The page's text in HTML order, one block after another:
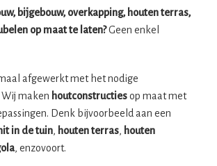
bijgebouw, overkapping, houten terras,
op maat te laten?Geen enkel
afgewerkt met het nodige
Wij maken houtconstructiesop maat met
Denk bijvoorbeeld aan een
in de tuin, houten terras, houten
, enzovoort.